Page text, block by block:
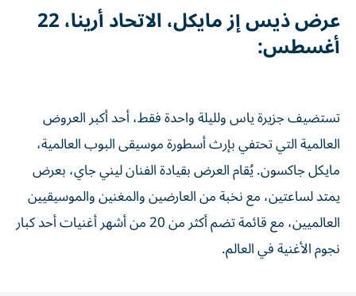
عرض ذيس إز مايكل، الاتحاد أرينا، 22
أغسطس:
تستضيف جزيرة ياس ولليلة واحدة فقط، أحد أكبر العروض
العالمية التي تحتفي بإرث أسطورة موسيقى البوب العالمية،
مايكل جاكسون. يُقام العرض بقيادة الفنان ليني جاي، بعرض
يمتد لساعتين، مع نخبة من العارضين والمغنين والموسيقيين
العالميين، مع قائمة تضم أكثر من 20 من أشهر أغنيات أحد كبار
نجوم الأغنية في العالم.